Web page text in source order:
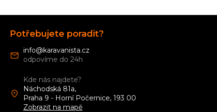
Potřebujete poradit?
info@karavanista.cz
Kde nás najdete?
Náchodská 81a,
Praha 9 - Horní Počernice, 193 00
Zobrazit na mapě